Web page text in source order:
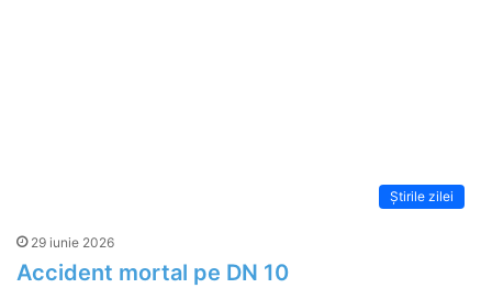
Știrile zilei
29 iunie 2026
Accident mortal pe DN 10